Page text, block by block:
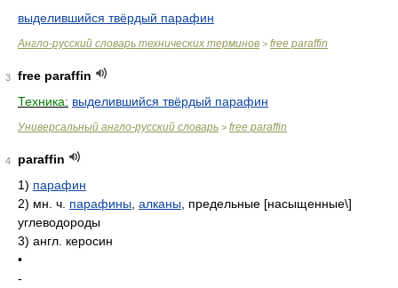
выделившийся твёрдый парафин
Англо-русский словарь технических терминов > free paraffin
3
free paraffin
Техника: выделившийся твёрдый парафин
Универсальный англо-русский словарь > free paraffin
4
paraffin
1) парафин
2) мн. ч. парафины алканы , предельные [насыщенные\]
углеводороды
3) англ. керосин
•
-